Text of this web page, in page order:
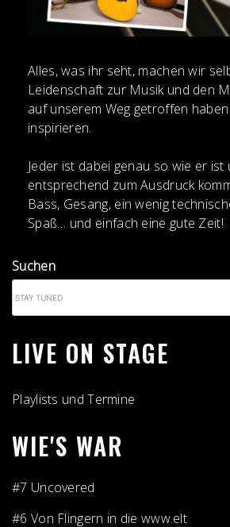
Alles, was ihr seht, machen wir
Leidenschaft zur Musik und den
auf unserem Weg getroffen
inspirieren.
Jeder ist dabei genau so wie er ist
entsprechend zum Ausdruck
Bass, Gesang, ein wenig
Spaß… und einfach eine gute Zeit!
Suchen
LIVE ON STAGE
Playlists und Termine
WIE'S WAR
#7 Uncovered
#6 Von Flingern in die www.elt